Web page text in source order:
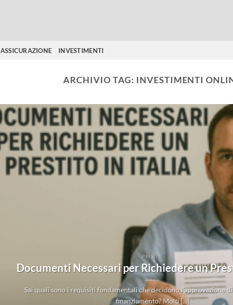
ASSICURAZIONE INVESTIMENTI
ARCHIVIO TAG: INVESTIMENTI
PRESTITI
Documenti Necessari per Richiedere un
Sai quali sono i requisiti fondamentali che decidono l’approvazione
finanziamento? Molti [...]